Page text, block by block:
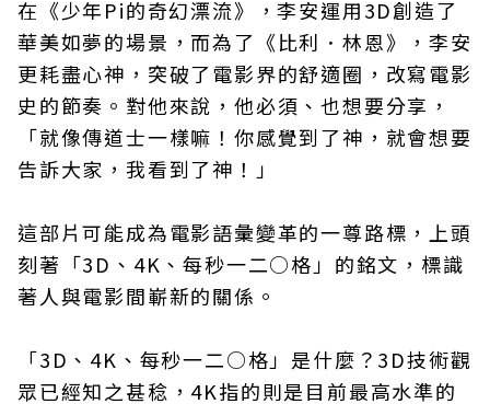
在《少年Pi的奇幻漂流》，李安運用3D創造了
華美如夢的場景，而為了《比利．林恩》，李安
更耗盡心神，突破了電影界的舒適圈，改寫電影
史的節奏。對他來說，他必須、也想要分享，
「就像傳道士一樣嘛！你感覺到了神，就會想要
告訴大家，我看到了神！」
這部片可能成為電影語彙變革的一尊路標，上頭
刻著「3D、4K、每秒一二○格」的銘文，標識
著人與電影間嶄新的關係。
「3D、4K、每秒一二○格」是什麼？3D技術觀
眾已經知之甚稔，4K指的則是目前最高水準的